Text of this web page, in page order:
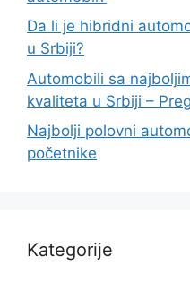
Da li je hibridni
u Srbiji?
Automobili sa
kvaliteta u Srbiji –
Najbolji polovni
početnike
Kategorije